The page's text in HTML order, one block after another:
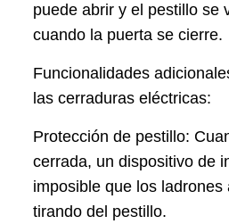
puede abrir y el pestillo se
cuando la puerta se cierre.
Funcionalidades
las cerraduras eléctricas:
Protección de pestillo:
cerrada, un dispositivo de
imposible que los ladrones
tirando del pestillo.